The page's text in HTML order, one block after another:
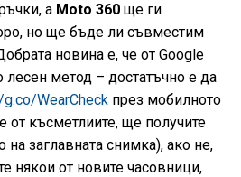
а Moto 360ще ги
но ще бъде ли съвместим
новина е, че от Google
метод – достатъчно е да
WearCheckпрез мобилното
от късметлиите, ще получите
на заглавната снимка), ако не,
някои от новите часовници,